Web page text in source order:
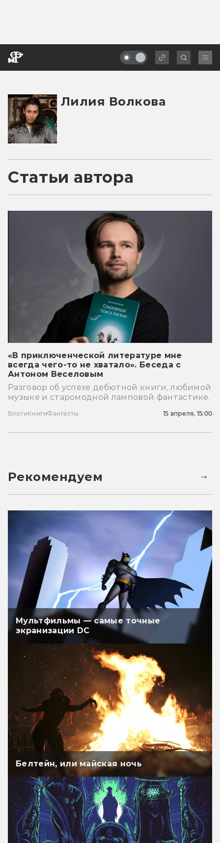
Лилия Волкова
Статьи автора
«В приключенческой литературе мне
всегда чего-то не хватало». Беседа с
Антоном Веселовым
Разговор об успехе дебютной книги, любимой
музыке и старомодной ламповой фантастике.
БлогиКнигиФантасты 15 апреля, 15:00
Рекомендуем
Мультфильмы — самые точные
экранизации DC
Белтейн, или майская ночь